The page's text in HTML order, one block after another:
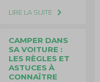
LIRE LA SUITE
CAMPER DANS
SA VOITURE :
LES RÈGLES ET
ASTUCES À
CONNAÎTRE